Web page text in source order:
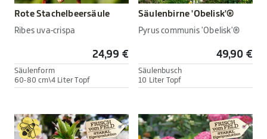
Rote Stachelbeersäule
Ribes uva-crispa
24,99 €
Säulenform
60-80 cm\4 Liter Topf
Säulenbirne 'Obelisk'®
Pyrus communis 'Obelisk'®
49,90 €
Säulenbusch
10 Liter Topf